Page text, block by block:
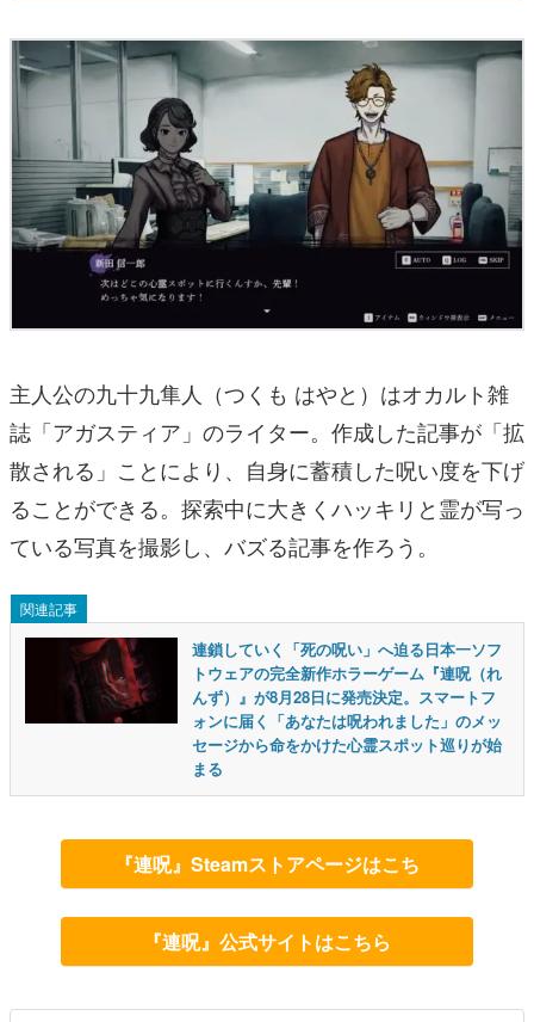
主人公の九十九隼人（つくも はやと）はオカルト雑
誌「アガスティア」のライター。作成した記事が「拡
散される」ことにより、自身に蓄積した呪い度を下げ
ることができる。探索中に大きくハッキリと霊が写っ
ている写真を撮影し、バズる記事を作ろう。
関連記事
連鎖していく「死の呪い」へ迫る日本一ソフ
トウェアの完全新作ホラーゲーム『連呪（れ
んず）』が8月28日に発売決定。スマートフ
ォンに届く「あなたは呪われました」のメッ
セージから命をかけた心霊スポット巡りが始
まる
『連呪』Steamストアページはこち
『連呪』公式サイトはこちら